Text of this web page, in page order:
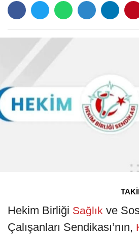
Hekim Birliği Sağlık ve
Çalışanları Sendikası’nın,